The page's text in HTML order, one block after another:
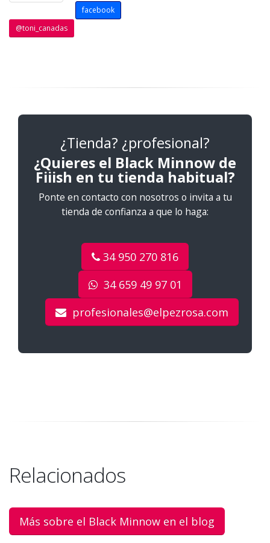
facebook
@toni_canadas
¿Tienda? ¿profesional?
¿Quieres el Black Minnow de
Fiiish en tu tienda habitual?
Ponte en contacto con nosotros o invita a tu
tienda de confianza a que lo haga:
34 950 270 816
34 659 49 97 01
profesionales@elpezrosa.com
Relacionados
Más sobre el Black Minnow en el blog